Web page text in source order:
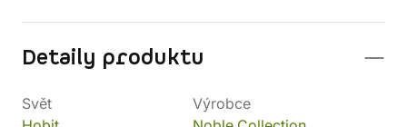
Detaily produktu
Svět
Výrobce